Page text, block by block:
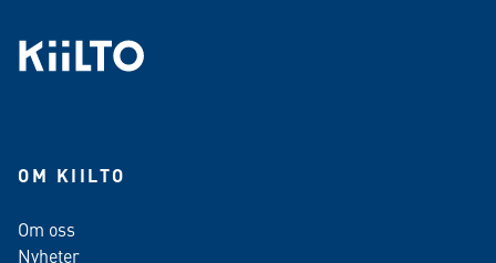
OM KIILTO
Om oss
Nyheter